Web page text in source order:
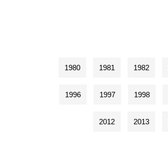
1980 1981 1982
1996 1997 1998
2012 2013